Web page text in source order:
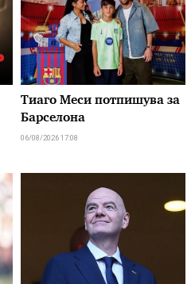
Тиаго Меси потпишува за
Барселона
06/08/2026 17:08